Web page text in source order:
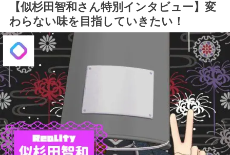
【似杉田智和さん特別インタビュー】変
わらない味を目指していきたい！